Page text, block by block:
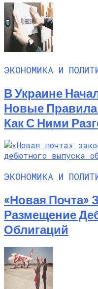
ЭКОНОМИКА И
В Украине
Новые
Как С Ними
ЭКОНОМИКА И
«Новая Почта»
Размещение
Облигаций